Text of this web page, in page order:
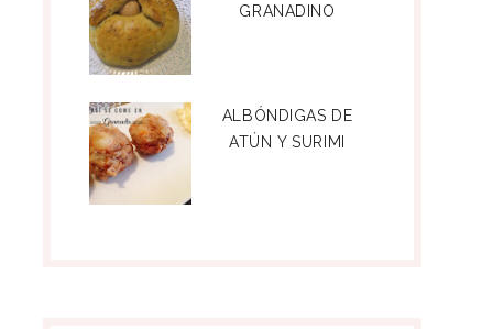
GRANADINO
ALBÓNDIGAS DE
ATÚN Y SURIMI